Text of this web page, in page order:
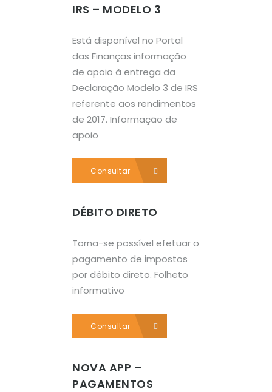
IRS – MODELO 3
Está disponível no Portal
das Finanças informação
de apoio à entrega da
Declaração Modelo 3 de IRS
referente aos rendimentos
de 2017. Informação de
apoio
Consultar
DÉBITO DIRETO
Torna-se possível efetuar o
pagamento de impostos
por débito direto. Folheto
informativo
Consultar
NOVA APP –
PAGAMENTOS